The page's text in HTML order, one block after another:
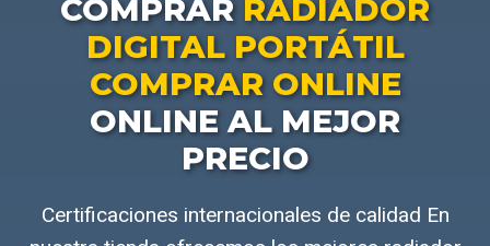
COMPRAR RADIADOR
DIGITAL PORTÁTIL
COMPRAR ONLINE
ONLINE AL MEJOR
PRECIO
Certificaciones internacionales de calidad En